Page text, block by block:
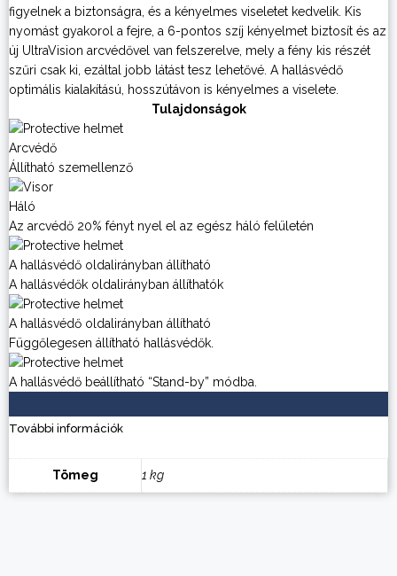
figyelnek a biztonságra, és a kényelmes viseletet kedvelik. Kis
nyomást gyakorol a fejre, a 6-pontos szíj kényelmet biztosít és az
új UltraVision arcvédővel van felszerelve, mely a fény kis részét
szűri csak ki, ezáltal jobb látást tesz lehetővé. A hallásvédő
optimális kialakítású, hosszútávon is kényelmes a viselete.
Tulajdonságok
Arcvédő
Állítható szemellenző
Háló
Az arcvédő 20% fényt nyel el az egész háló felületén
A hallásvédő oldalirányban állítható
A hallásvédők oldalirányban állíthatók
A hallásvédő oldalirányban állítható
Függőlegesen állítható hallásvédők.
A hallásvédő beállítható “Stand-by” módba.
További információk
Tömeg 1 kg